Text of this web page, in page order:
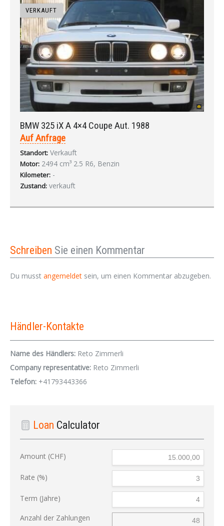
VERKAUFT
BMW 325 iX A 4×4 Coupe Aut. 1988
Auf Anfrage
Standort: Verkauft
Motor: 2494 cm³ 2.5 R6, Benzin
Kilometer: -
Zustand: verkauft
Schreiben Sie einen Kommentar
Du musst angemeldet sein, um einen Kommentar abzugeben.
Händler-Kontakte
Name des Händlers: Reto Zimmerli
Company representative: Reto Zimmerli
Telefon: +41793443366
Loan Calculator
Amount (CHF)
Rate (%)
Term (Jahre)
Anzahl der Zahlungen